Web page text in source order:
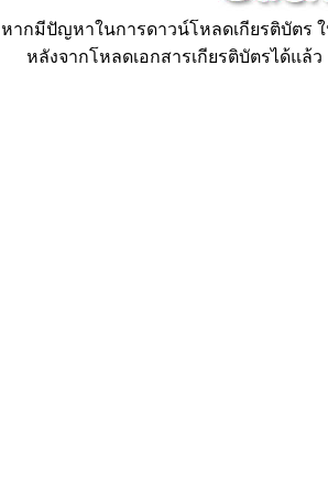
หากมีปัญหาในการดาวน์โหลดเกียรติบัตร
หลังจากโหลดเอกสารเกียรติบัตรได้แล้